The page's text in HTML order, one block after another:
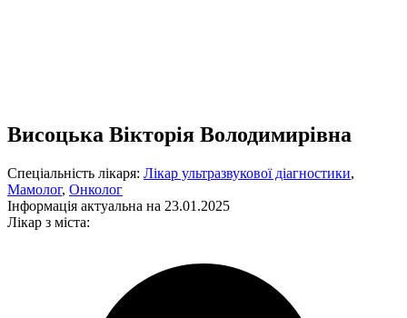
Висоцька Вікторія Володимирівна
Спеціальність лікаря: Лікар ультразвукової діагностики,
Мамолог, Онколог
Інформація актуальна на 23.01.2025
Лікар з міста: